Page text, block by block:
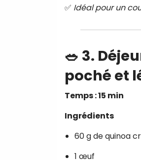
✅ Idéal pour un
🥗 3.
poché et
Temps : 15 min
Ingrédients
60 g de quinoa
1 œuf